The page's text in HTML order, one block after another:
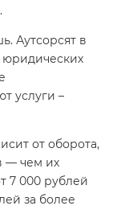
Аутсорсят в
юридических
услуги –
от оборота,
— чем их
7 000 рублей
за более